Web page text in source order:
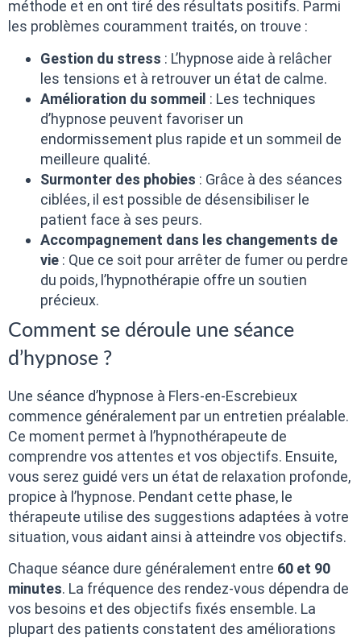
méthode et en ont tiré des résultats positifs. Parmi
les problèmes couramment traités, on trouve :
Gestion du stress : L’hypnose aide à relâcher
les tensions et à retrouver un état de calme.
Amélioration du sommeil : Les techniques
d’hypnose peuvent favoriser un
endormissement plus rapide et un sommeil de
meilleure qualité.
Surmonter des phobies : Grâce à des séances
ciblées, il est possible de désensibiliser le
patient face à ses peurs.
Accompagnement dans les changements de
vie : Que ce soit pour arrêter de fumer ou perdre
du poids, l’hypnothérapie offre un soutien
précieux.
Comment se déroule une séance
d’hypnose ?
Une séance d’hypnose à Flers-en-Escrebieux
commence généralement par un entretien préalable.
Ce moment permet à l’hypnothérapeute de
comprendre vos attentes et vos objectifs. Ensuite,
vous serez guidé vers un état de relaxation profonde,
propice à l’hypnose. Pendant cette phase, le
thérapeute utilise des suggestions adaptées à votre
situation, vous aidant ainsi à atteindre vos objectifs.
Chaque séance dure généralement entre 60 et 90
minutes. La fréquence des rendez-vous dépendra de
vos besoins et des objectifs fixés ensemble. La
plupart des patients constatent des améliorations